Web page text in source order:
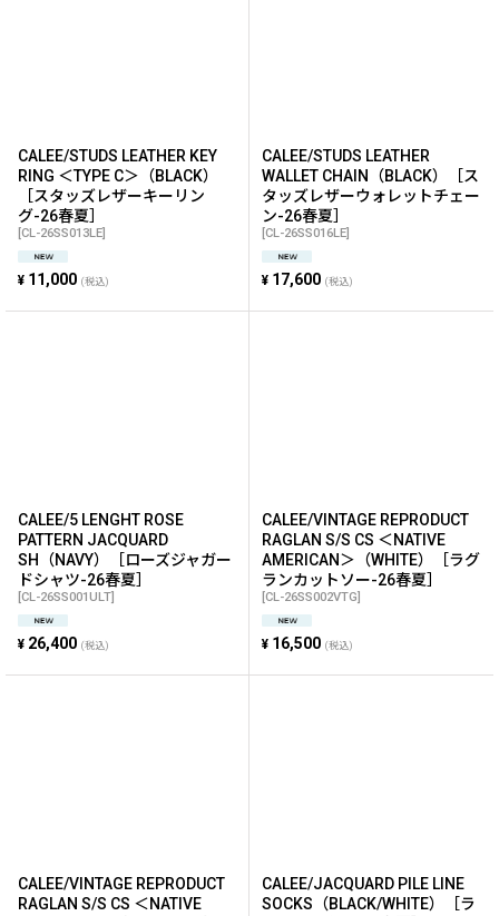
CALEE/STUDS LEATHER KEY
RING ＜TYPE C＞（BLACK）
［スタッズレザーキーリン
グ-26春夏］
[CL-26SS013LE]
¥ 11,000 (税込)
CALEE/STUDS LEATHER
WALLET CHAIN（BLACK）［ス
タッズレザーウォレットチェー
ン-26春夏］
[CL-26SS016LE]
¥ 17,600 (税込)
CALEE/5 LENGHT ROSE
PATTERN JACQUARD
SH（NAVY）［ローズジャガー
ドシャツ-26春夏］
[CL-26SS001ULT]
¥ 26,400 (税込)
CALEE/VINTAGE REPRODUCT
RAGLAN S/S CS ＜NATIVE
AMERICAN＞（WHITE）［ラグ
ランカットソー-26春夏］
[CL-26SS002VTG]
¥ 16,500 (税込)
CALEE/VINTAGE REPRODUCT
RAGLAN S/S CS ＜NATIVE
CALEE/JACQUARD PILE LINE
SOCKS（BLACK/WHITE）［ラ